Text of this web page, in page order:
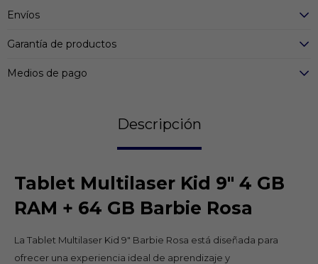
Envíos
Garantía de productos
Medios de pago
Descripción
Tablet Multilaser Kid 9" 4 GB
RAM + 64 GB Barbie Rosa
La Tablet Multilaser Kid 9" Barbie Rosa está diseñada para
ofrecer una experiencia ideal de aprendizaje y